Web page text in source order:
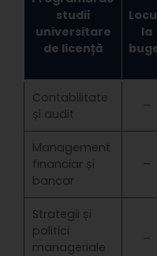
studii
universitare
de licență
la
Contabilitate
și audit
–
Management
financiar și
bancar
–
Strategii și
politici
manageriale
–